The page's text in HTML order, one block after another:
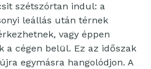
szétszórtan indul: a
leállás után térnek
vagy éppen
a cégen belül. Ez az időszak
egymásra hangolódjon. A